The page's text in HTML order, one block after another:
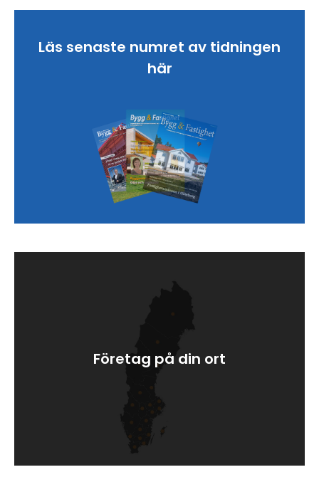
Läs senaste numret av tidningen
här
Företag på din ort